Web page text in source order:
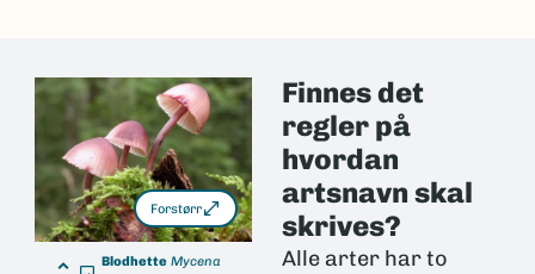
Forstørr
Blodhette Mycena
Finnes det
regler på
hvordan
artsnavn skal
skrives?
Alle arter har to